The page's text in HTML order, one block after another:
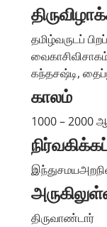
தமிழ்வருடப்
கந்தசஷ்டி,
காலம்
1000 – 2000
திருவாண்டார்